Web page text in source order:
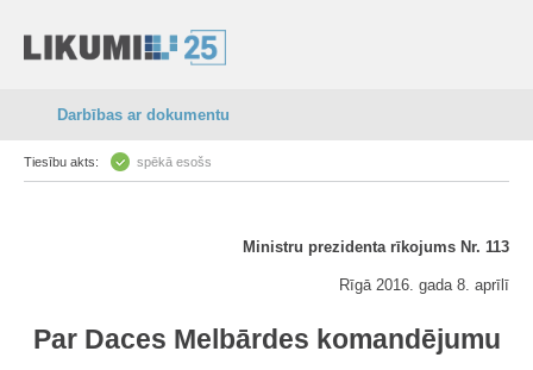
Darbības ar dokumentu
Tiesību akts: spēkā esošs
Ministru prezidenta rīkojums Nr. 113
Rīgā 2016. gada 8. aprīlī
Par Daces Melbārdes komandējumu